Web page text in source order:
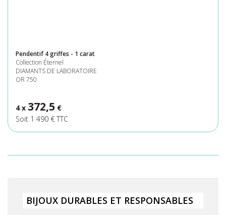
Pendentif 4 griffes - 1 carat
Collection Éternel
DIAMANTS DE LABORATOIRE
OR 750
4 x 372,5 €
Soit 1 490 € TTC
BIJOUX DURABLES ET RESPONSABLES